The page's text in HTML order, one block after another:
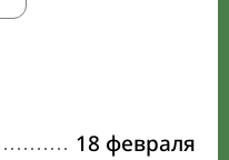
18 февраля